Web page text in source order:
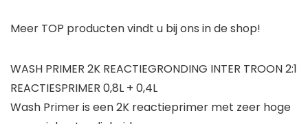
Meer TOP producten vindt u bij ons in de shop!
WASH PRIMER 2K REACTIEGRONDING INTER TROON 2:1
REACTIESPRIMER 0,8L + 0,4L
Wash Primer is een 2K reactieprimer met zeer hoge